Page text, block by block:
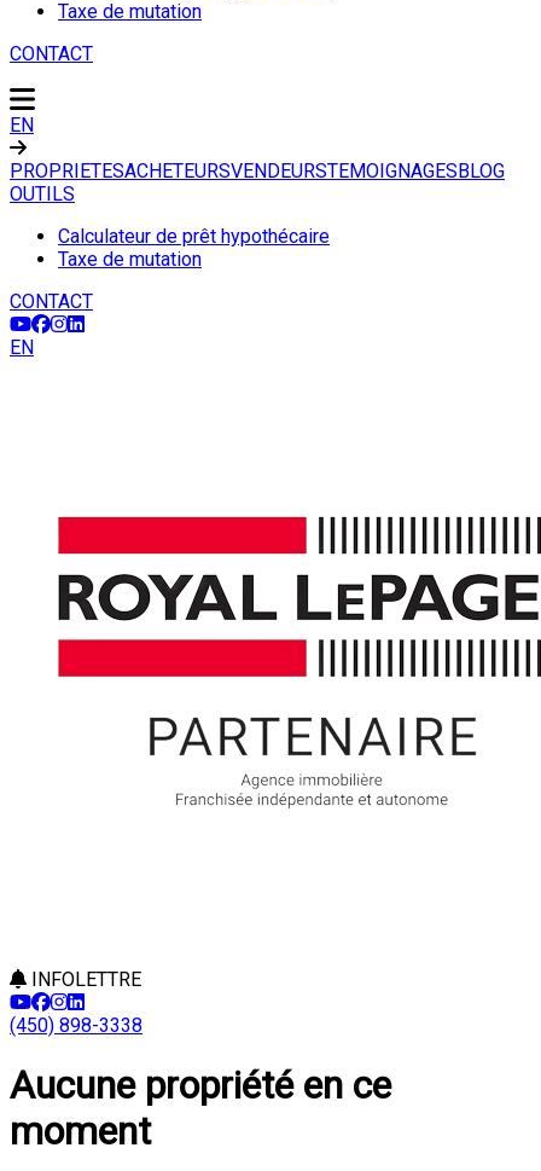
Taxe de mutation
CONTACT
EN
PROPRIETESACHETEURSVENDEURSTEMOIGNAGESBLOG
OUTILS
Calculateur de prêt hypothécaire
Taxe de mutation
CONTACT
EN
INFOLETTRE
(450) 898-3338
Aucune propriété en ce
moment